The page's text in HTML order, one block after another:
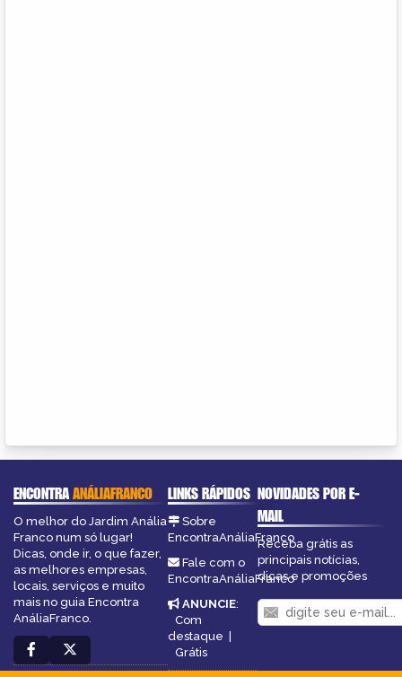
ENCONTRAANÁLIAFRANCO
O melhor do Jardim Anália
Franco num só lugar!
Dicas, onde ir, o que fazer,
as melhores empresas,
locais, serviços e muito
mais no guia Encontra
AnáliaFranco.
LINKS RÁPIDOS
Sobre
EncontraAnáliaFranco
Fale com o
EncontraAnáliaFranco
ANUNCIE:
Com
destaque |
Grátis
NOVIDADES POR E-
MAIL
Receba grátis as
principais notícias,
dicas e promoções